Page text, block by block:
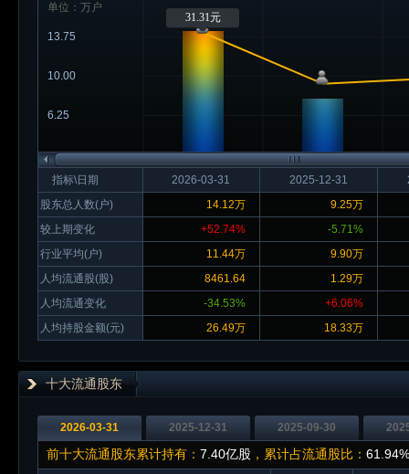
单位：万户
6.25
10.00
13.75
31.31元
指标\日期
股东总人数(户)
较上期变化
行业平均(户)
人均流通股(股)
人均流通变化
人均持股金额(元)
2026-03-31 2025-12-31
14.12万
9.25万
+52.74%
-5.71%
11.44万
9.90万
8461.64
1.29万
-34.53%
+6.06%
26.49万
18.33万
十大流通股东
2026-03-31 2025-12-31 2025-09-30
前十大流通股东累计持有： 7.40亿股 ，累计占流通股比： 61.94%